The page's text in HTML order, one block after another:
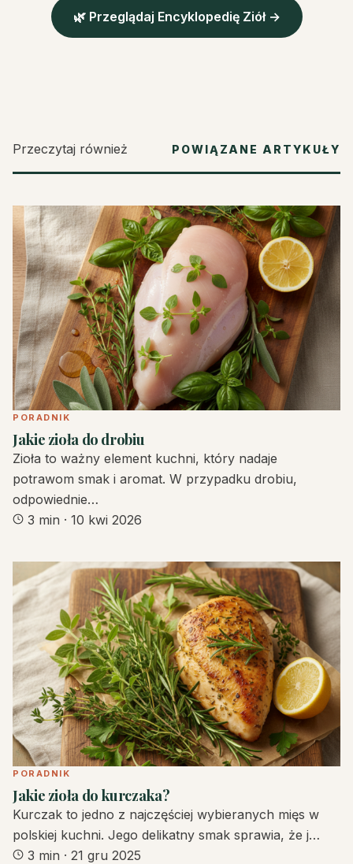
🌿 Przeglądaj Encyklopedię Ziół →
Przeczytaj również POWIĄZANE ARTYKUŁY
PORADNIK
Jakie zioła do drobiu
Zioła to ważny element kuchni, który nadaje
potrawom smak i aromat. W przypadku drobiu,
odpowiednie…
3 min · 10 kwi 2026
PORADNIK
Jakie zioła do kurczaka?
Kurczak to jedno z najczęściej wybieranych mięs w
polskiej kuchni. Jego delikatny smak sprawia, że j…
3 min · 21 gru 2025